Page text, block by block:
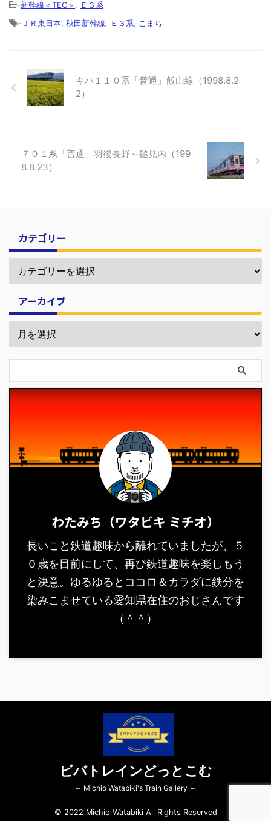
-新幹線＜TEC＞ , Ｅ３系
- ＪＲ東日本, 秋田新幹線, Ｅ３系, こまち
キハ１１０系「普通」飯山線（1998.8.2
2）
７０１系「普通」羽後長野～鎚見内（199
8.8.23）
カテゴリー
アーカイブ
わたみち（ワタビキ ミチオ）
長いこと鉄道趣味から離れていましたが、５
０歳を目前にして、再び鉄道趣味を楽しもう
と決意。ゆるゆるとココロ＆カラダに鉄分を
染みこませている愛知県在住のおじさんです
（＾＾）
ビバトレインどっとこむ
～ Michio Watabiki's Train Gallery ～
© 2022 Michio Watabiki All Rights Reserved